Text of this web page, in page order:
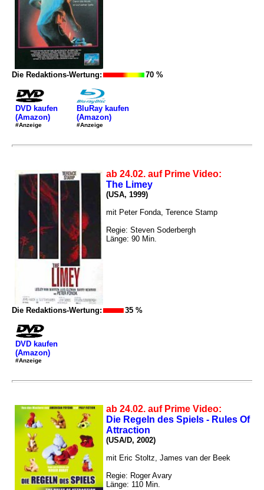
Die Redaktions-Wertung: 70 %
DVD kaufen
(Amazon)
#Anzeige
BluRay kaufen
(Amazon)
#Anzeige
ab 24.02. auf Prime Video:
The Limey
(USA, 1999)
mit Peter Fonda, Terence Stamp
Regie: Steven Soderbergh
Länge: 90 Min.
Die Redaktions-Wertung: 35 %
DVD kaufen
(Amazon)
#Anzeige
ab 24.02. auf Prime Video:
Die Regeln des Spiels - Rules Of
Attraction
(USA/D, 2002)
mit Eric Stoltz, James van der Beek
Regie: Roger Avary
Länge: 110 Min.